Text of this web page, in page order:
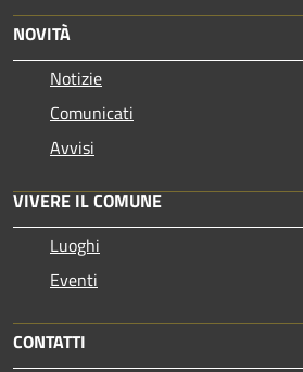
NOVITÀ
Notizie
Comunicati
Avvisi
VIVERE IL COMUNE
Luoghi
Eventi
CONTATTI